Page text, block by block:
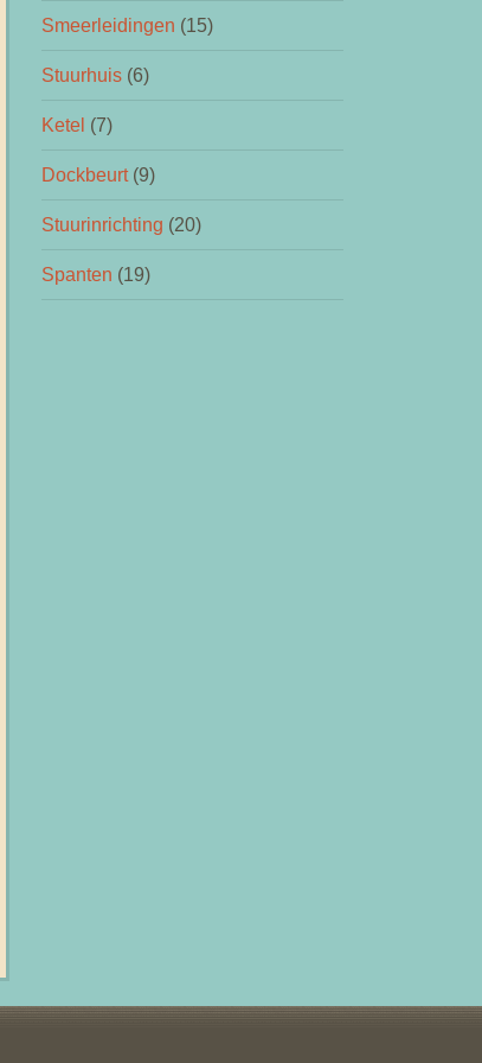
Smeerleidingen (15)
Stuurhuis (6)
Ketel (7)
Dockbeurt(9)
Stuurinrichting (20)
Spanten (19)